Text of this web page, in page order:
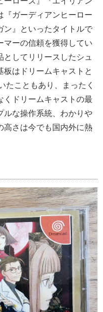
『ガーディアンヒーロー
ン』といったタイトルで
マーの信頼を獲得してい
してリリースしたシュ
はドリームキャストと
たこともあり、まったく
くドリームキャストの最
ルな操作系統、わかりや
高さは今でも国内外に熱